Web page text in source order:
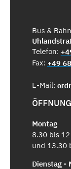
Bus &
Telefon:
Fax: +49
E-Mail:
Montag
8.30 bis
und 13.30
Dienstag -